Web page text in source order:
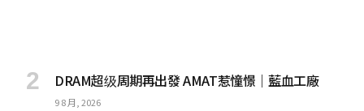
DRAM超级周期再出發 AMAT惹憧憬｜藍血工廠
9 8 月, 2026